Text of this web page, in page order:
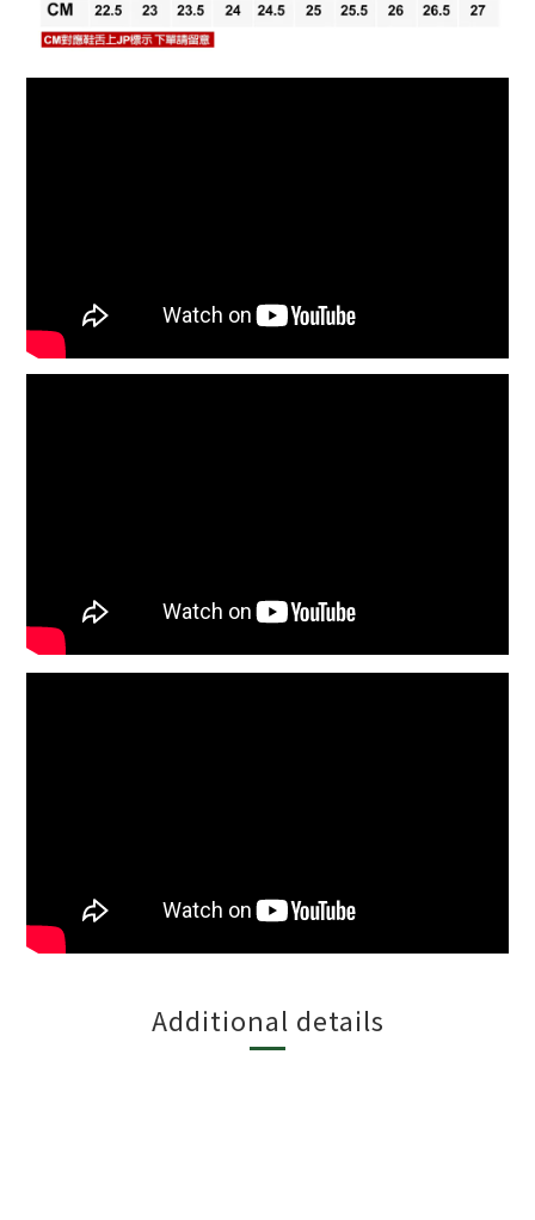
Additional details